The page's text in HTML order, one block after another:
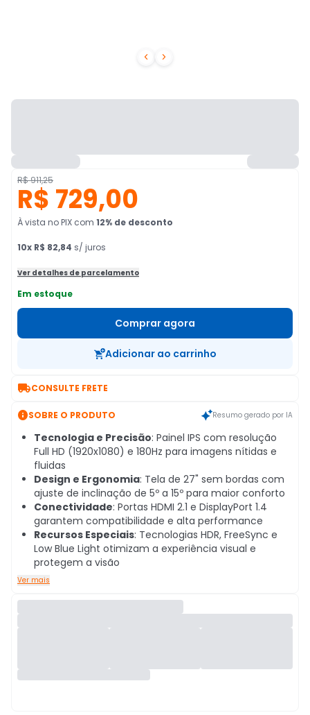
 
R$ 911,25
R$ 729,00
À vista no PIX com 12% de desconto
10x R$ 82,84 s/ juros
Ver detalhes de parcelamento
Em estoque
Comprar agora
Adicionar ao carrinho
CONSULTE FRETE
SOBRE O PRODUTO Resumo gerado por IA
Tecnologia e Precisão: Painel IPS com resolução
Full HD (1920x1080) e 180Hz para imagens nítidas e
fluidas
Design e Ergonomia: Tela de 27" sem bordas com
ajuste de inclinação de 5º a 15º para maior conforto
Conectividade: Portas HDMI 2.1 e DisplayPort 1.4
garantem compatibilidade e alta performance
Recursos Especiais: Tecnologias HDR, FreeSync e
Low Blue Light otimizam a experiência visual e
protegem a visão
Ver mais